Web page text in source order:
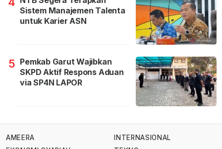
Sistem Manajemen Talenta
untuk Karier ASN
5 Pemkab Garut Wajibkan
SKPD Aktif Respons Aduan
via SP4N LAPOR
AMEERA
INTERNASIONAL